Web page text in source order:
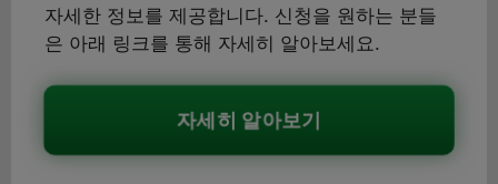
자세한 정보를 제공합니다. 신청을 원하는 분들
은 아래 링크를 통해 자세히 알아보세요.
자세히 알아보기